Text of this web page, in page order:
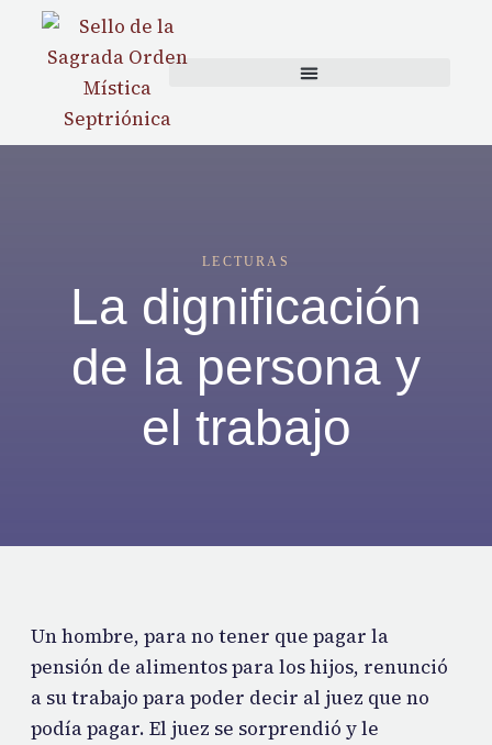
LECTURAS
La dignificación
de la persona y
el trabajo
Un hombre, para no tener que pagar la
pensión de alimentos para los hijos, renunció
a su trabajo para poder decir al juez que no
podía pagar. El juez se sorprendió y le